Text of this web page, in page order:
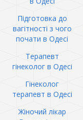
Підготовка до
вагітності з чого
почати в Одесі
Терапевт
гінеколог в Одесі
Гінеколог
терапевт в Одесі
Жіночий лікар